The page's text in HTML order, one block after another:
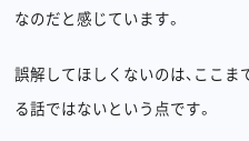
なのだと感じています。
誤解してほしくないのは、ここま
る話ではないという点です。